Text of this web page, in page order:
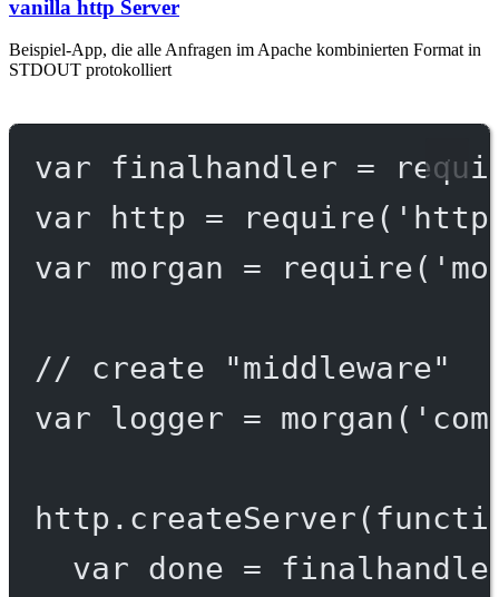
vanilla http Server
Beispiel-App, die alle Anfragen im Apache kombinierten Format in
STDOUT protokolliert
var finalhandler =
var http = require(
var morgan = require(
// create "middleware"
var logger = morgan (
http. createServer(
var done =